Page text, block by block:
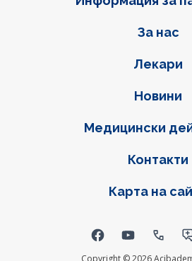
Фуутер навигация
За нас
Лекари
Новини
Медицински
Контакти
Карта на
Social links